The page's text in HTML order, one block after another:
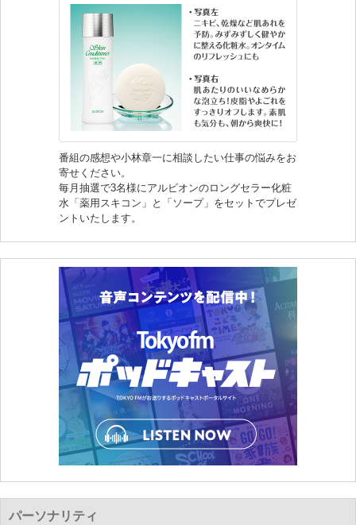
番組の感想や小林章一に相談したい仕事の悩みをお
寄せください。
毎月抽選で3名様にアルビオンのロングセラー化粧
水「薬用スキコン」と「ソープ」をセットでプレゼ
ントいたします。
パーソナリティ